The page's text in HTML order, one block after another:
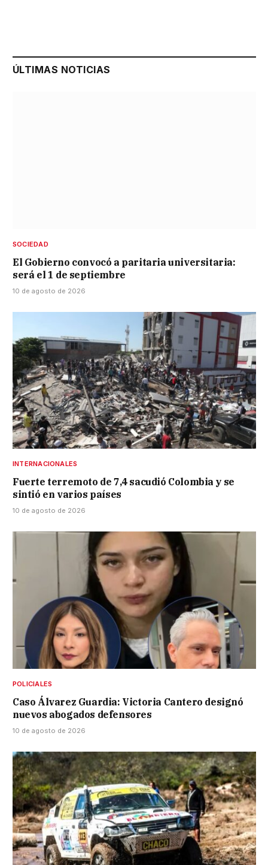
ÚLTIMAS NOTICIAS
SOCIEDAD
El Gobierno convocó a paritaria universitaria:
será el 1 de septiembre
10 de agosto de 2026
INTERNACIONALES
Fuerte terremoto de 7,4 sacudió Colombia y se
sintió en varios países
10 de agosto de 2026
POLICIALES
Caso Álvarez Guardia: Victoria Cantero designó
nuevos abogados defensores
10 de agosto de 2026